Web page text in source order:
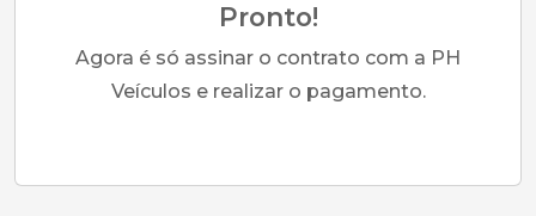
Pronto!
Agora é só assinar o contrato com a PH
Veículos e realizar o pagamento.